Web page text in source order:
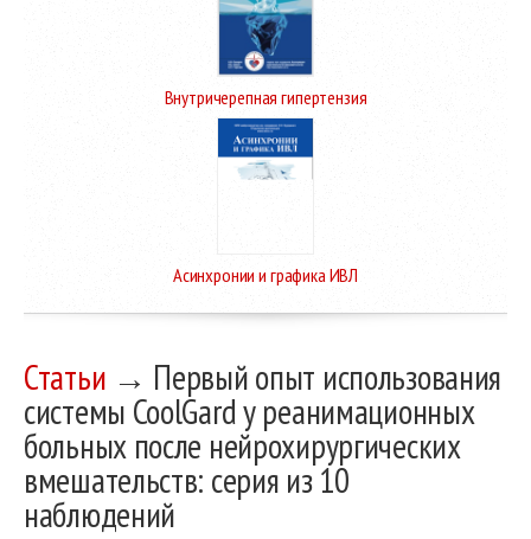
Внутричерепная гипертензия
Асинхронии и графика ИВЛ
Статьи → Первый опыт иcпользования
системы CoolGard у реанимационных
больных после нейрохирургических
вмешательств: серия из 10
наблюдений